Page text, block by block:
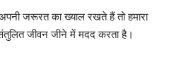
जरूरत का ख्याल रखते हैं तो हमारा
जीवन जीने में मदद करता है।